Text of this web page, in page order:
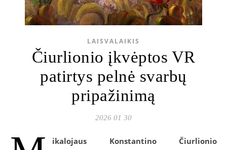
LAISVALAIKIS
Čiurlionio įkvėptos VR
patirtys pelnė svarbų
pripažinimą
2026 01 30
ikalojaus Konstantino Čiurlionio